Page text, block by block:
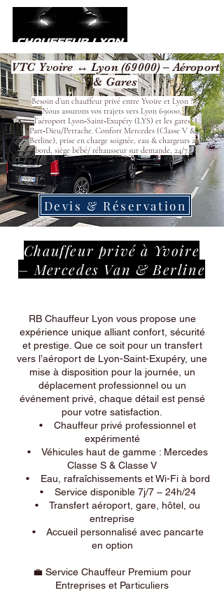
VTC Yvoire ↔ Lyon (69000) – Aéroport
& Gares
Besoin d’un chauffeur privé entre Yvoire et Lyon ?
Nous assurons vos trajets vers Lyon 69000,
l’aéroport Lyon‑Saint‑Exupéry (LYS) et les gares
Part‑Dieu/Perrache. Confort Mercedes (Classe V &
Berline), prise en charge soignée, eau & chargeurs à
bord, siège bébé/ réhausseur sur demande, 24/7.
Devis & Réservation
Chauffeur privé à Yvoire
– Mercedes Van & Berline
RB Chauffeur Lyon vous propose une
expérience unique alliant confort, sécurité
et prestige. Que ce soit pour un transfert
vers l’aéroport de Lyon-Saint-Exupéry, une
mise à disposition pour la journée, un
déplacement professionnel ou un
événement privé, chaque détail est pensé
pour votre satisfaction.
• Chauffeur privé professionnel et
expérimenté
• Véhicules haut de gamme : Mercedes
Classe S & Classe V
• Eau, rafraîchissements et Wi-Fi à bord
• Service disponible 7j/7 – 24h/24
• Transfert aéroport, gare, hôtel, ou
entreprise
• Accueil personnalisé avec pancarte
en option
💼 Service Chauffeur Premium pour
Entreprises et Particuliers